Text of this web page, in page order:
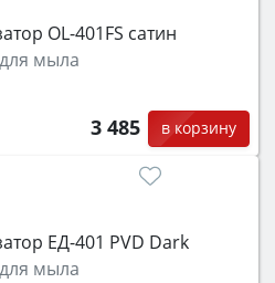
OL-401FS сатин
мыла
3 485 в корзину
ЕД-401 PVD Dark
мыла